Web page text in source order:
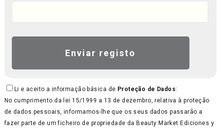
Li e aceito a informação básica de Proteção de Dados:
No cumprimento da lei 15/1999 a 13 de dezembro, relativa à proteção
de dados pessoais, informamos-lhe que os seus dados passarão a
fazer parte de um ficheiro de propriedade da Beauty Market Ediciones y